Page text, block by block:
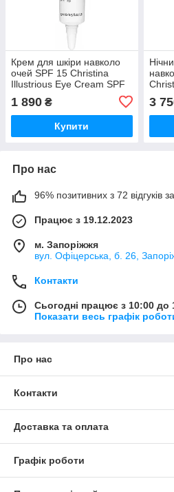
Крем для шкіри навколо
очей SPF 15 Christina
Illustrious Eye Cream SPF
1 890 ₴
Купити
3
Про нас
96% позитивних з 72 відгуків
Працює з 19.12.2023
м. Запоріжжя
вул. Офіцерська, б. 26,
Контакти
Сьогодні працює з 10:00 до
Показати весь графік
Про нас
Контакти
Доставка та оплата
Графік роботи